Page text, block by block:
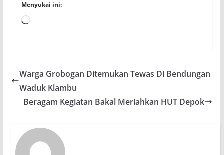
Menyukai ini:
Memuat...
Warga Grobogan Ditemukan Tewas Di Bendungan
Waduk Klambu
Beragam Kegiatan Bakal Meriahkan HUT Depok